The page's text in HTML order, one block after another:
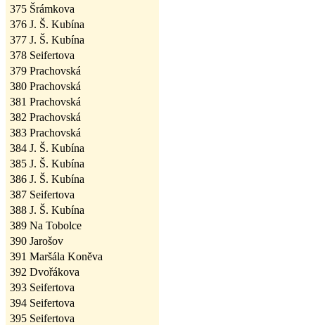
375 Šrámkova
376 J. Š. Kubína
377 J. Š. Kubína
378 Seifertova
379 Prachovská
380 Prachovská
381 Prachovská
382 Prachovská
383 Prachovská
384 J. Š. Kubína
385 J. Š. Kubína
386 J. Š. Kubína
387 Seifertova
388 J. Š. Kubína
389 Na Tobolce
390 Jarošov
391 Maršála Koněva
392 Dvořákova
393 Seifertova
394 Seifertova
395 Seifertova